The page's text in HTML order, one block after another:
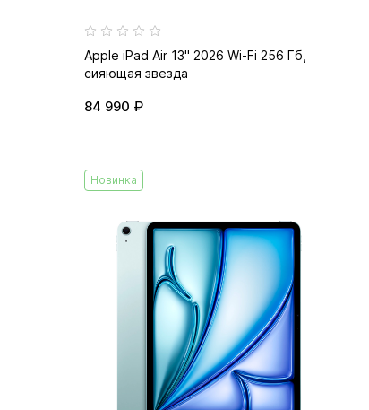
Apple iPad Air 13" 2026 Wi-Fi 256 Гб,
сияющая звезда
84 990 ₽
Новинка